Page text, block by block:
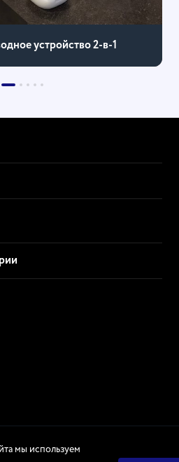
устройство 2-в-1
мы используем